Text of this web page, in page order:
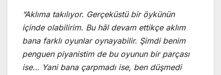
“Aklıma takılıyor. Gerçeküstü bir öykünün
içinde olabilirim. Bu hâl devam ettikçe aklım
bana farklı oyunlar oynayabilir. Şimdi benim
penguen piyanistim de bu oyunun bir parçası
ise… Yani bana çarpmadı ise, ben düşmedi